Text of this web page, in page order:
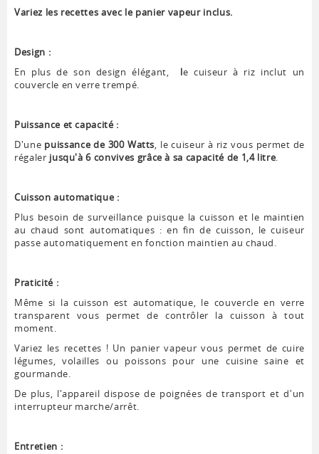
Variez les recettes avec le panier vapeur inclus.
Design :
En plus de son design élégant, le cuiseur à riz inclut un
couvercle en verre trempé.
Puissance et capacité :
D'une puissance de 300 Watts, le cuiseur à riz vous permet de
régaler jusqu'à 6 convives grâce à sa capacité de 1,4 litre.
Cuisson automatique :
Plus besoin de surveillance puisque la cuisson et le maintien
au chaud sont automatiques : en fin de cuisson, le cuiseur
passe automatiquement en fonction maintien au chaud.
Praticité :
Même si la cuisson est automatique, le couvercle en verre
transparent vous permet de contrôler la cuisson à tout
moment.
Variez les recettes ! Un panier vapeur vous permet de cuire
légumes, volailles ou poissons pour une cuisine saine et
gourmande.
De plus, l'appareil dispose de poignées de transport et d'un
interrupteur marche/arrêt.
Entretien :